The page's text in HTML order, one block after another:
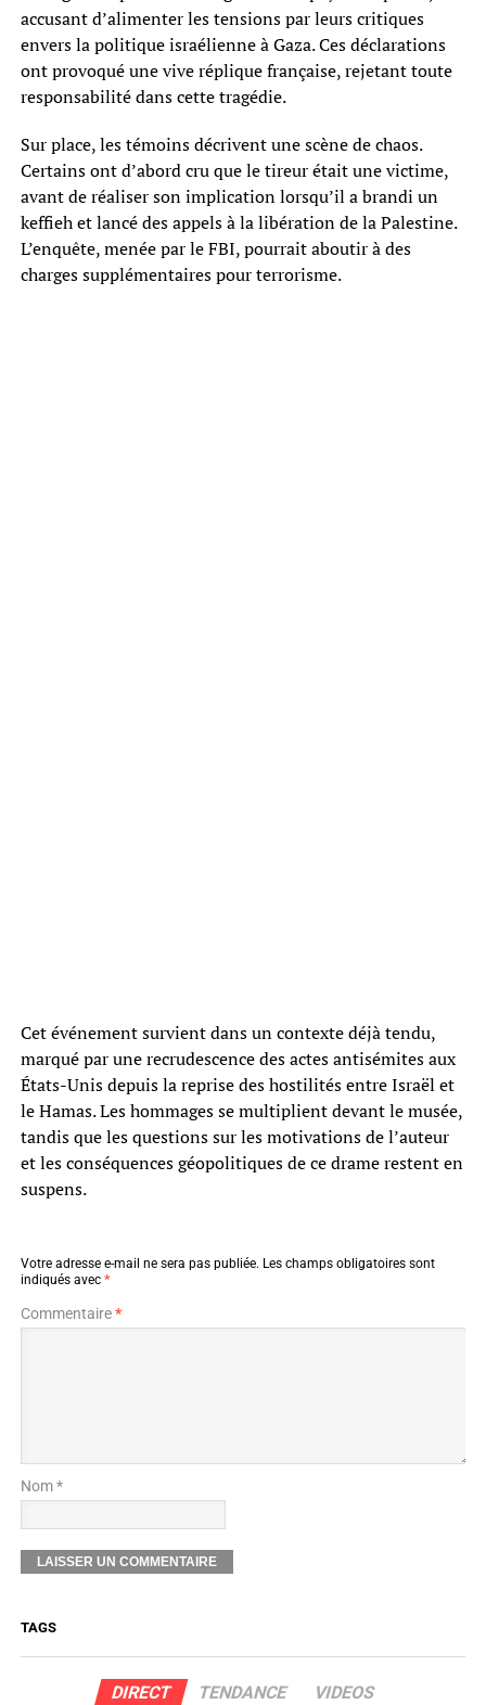
accusant d’alimenter les tensions par leurs critiques
envers la politique israélienne à Gaza. Ces déclarations
ont provoqué une vive réplique française, rejetant toute
responsabilité dans cette tragédie.
Sur place, les témoins décrivent une scène de chaos.
Certains ont d’abord cru que le tireur était une victime,
avant de réaliser son implication lorsqu’il a brandi un
keffieh et lancé des appels à la libération de la Palestine.
L’enquête, menée par le FBI, pourrait aboutir à des
charges supplémentaires pour terrorisme.
Cet événement survient dans un contexte déjà tendu,
marqué par une recrudescence des actes antisémites aux
États-Unis depuis la reprise des hostilités entre Israël et
le Hamas. Les hommages se multiplient devant le musée,
tandis que les questions sur les motivations de l’auteur
et les conséquences géopolitiques de ce drame restent en
suspens.
Votre adresse e-mail ne sera pas publiée. Les champs obligatoires sont
indiqués avec *
Commentaire*
Nom *
TAGS
DIRECT TENDANCE VIDEOS